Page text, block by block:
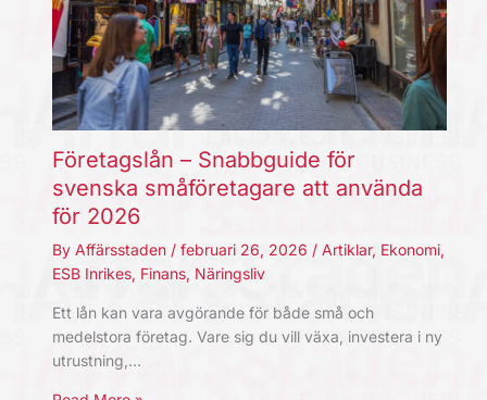
Företagslån – Snabbguide för
svenska småföretagare att använda
för 2026
By Affärsstaden / februari 26, 2026 / Artiklar, Ekonomi,
ESB Inrikes, Finans, Näringsliv
Ett lån kan vara avgörande för både små och
medelstora företag. Vare sig du vill växa, investera i ny
utrustning,…